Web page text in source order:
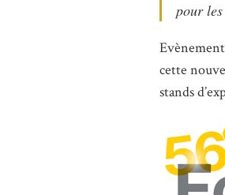
pour
cette
stands